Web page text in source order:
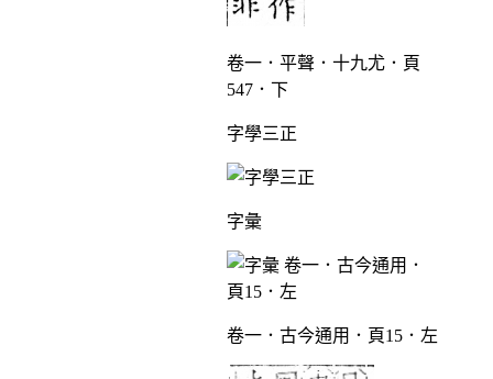
卷一．平聲．十九尤．頁
547．下
字學三正
字彙
卷一．古今通用．頁15．左